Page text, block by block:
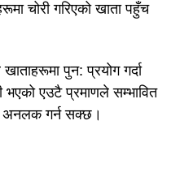
चोरी गरिएको खाता पहुँच
पुन: प्रयोग गर्दा
एउटै प्रमाणले सम्भावित
अनलक गर्न सक्छ।